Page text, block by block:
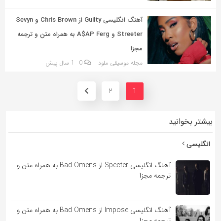
آهنگ انگلیسی Guilty از Chris Brown و Sevyn
Streeter و A$AP Ferg به همراه متن و ترجمه
مجزا
مجله موسیقی ملود 0 1 سال پیش
1
2
بیشتر بخوانید
انگلیسی
آهنگ انگلیسی Specter از Bad Omens به همراه متن و
ترجمه مجزا
آهنگ انگلیسی Impose از Bad Omens به همراه متن و